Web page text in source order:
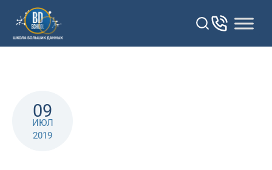
Перейти
контенту
09
ИЮЛ
2019